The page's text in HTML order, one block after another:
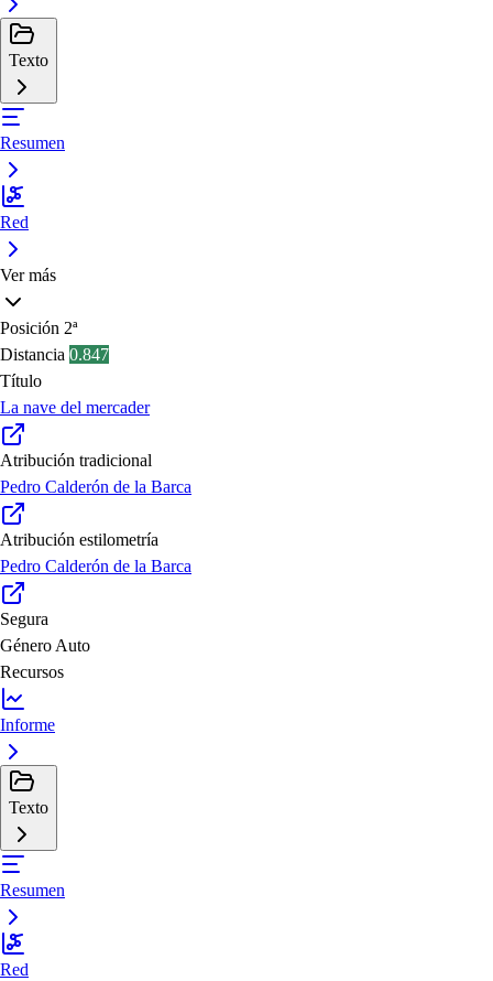
Texto
Resumen
Red
Ver más
Posición 2ª
Distancia 0.847
Título
La nave del mercader
Atribución tradicional
Pedro Calderón de la Barca
Atribución estilometría
Pedro Calderón de la Barca
Segura
Género Auto
Recursos
Informe
Texto
Resumen
Red